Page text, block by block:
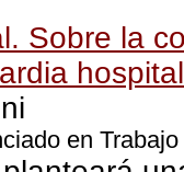
Sobre la
en